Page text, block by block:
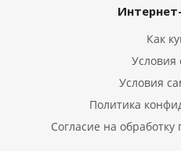
Как
Условия
Условия
Политика
Согласие на